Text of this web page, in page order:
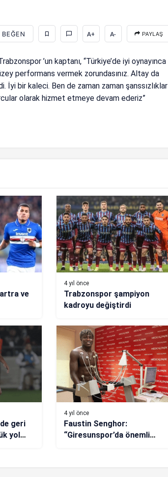
BEĞEN A+ A- PAYLAŞ
’un kaptanı, “Türkiye’de iyi oynayınca
performans vermek zorundasınız. Altay da
İyi bir kaleci. Ben de zaman zaman şanssızlıklar
olarak hizmet etmeye devam ederiz”
ve
4 yıl önce
Trabzonspor şampiyon
kadroyu değiştirdi
geri
yol
4 yıl önce
Faustin Senghor:
“Giresunspor’da önemli